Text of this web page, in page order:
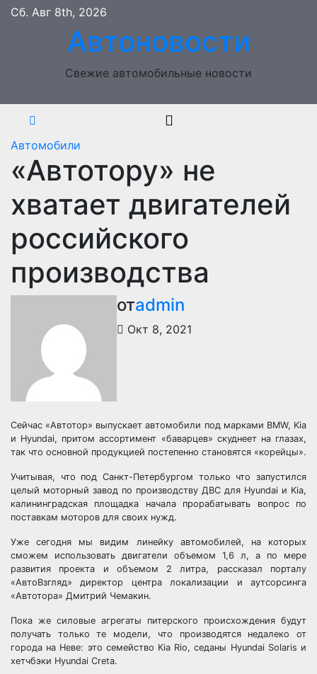
Перейти
содержимому
Сб. Авг 8th, 2026
Автоновости
Свежие автомобильные новости
Автомобили
«Автотору» не
хватает двигателей
российского
производства
отadmin
Окт 8, 2021
Сейчас «Автотор» выпускает автомобили под марками BMW, Kia
и Hyundai, притом ассортимент «баварцев» скуднеет на глазах,
так что основной продукцией постепенно становятся «корейцы».
Учитывая, что под Санкт-Петербургом только что запустился
целый моторный завод по производству ДВС для Hyundai и Kia,
калининградская площадка начала прорабатывать вопрос по
поставкам моторов для своих нужд.
Уже сегодня мы видим линейку автомобилей, на которых
сможем использовать двигатели объемом 1,6 л, а по мере
развития проекта и объемом 2 литра, рассказал порталу
«АвтоВзгляд» директор центра локализации и аутсорсинга
«Автотора» Дмитрий Чемакин.
Пока же силовые агрегаты питерского происхождения будут
получать только те модели, что производятся недалеко от
города на Неве: это семейство Kia Rio, седаны Hyundai Solaris и
хетчбэки Hyundai Creta.